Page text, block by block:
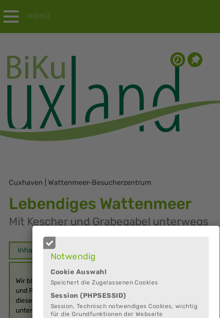
Notwendig
Cookie Auswahl
Speichert die Zugelassenen Cookies
Session (PHPSESSID)
Session, Technisch notwendiges Cookies, wichtig
für die Grundfunktionen der Webseite
MENÜ
Cuxhaven | Wattenmeer-Besucherzentrum
Lebendiges Wattenmeer
Mit Kescher und Grabegabel unterwegs
Inhalt
Wir bleiben im strandnahen Watt und entdecken die Tiere
und Pflanzen des Wattbodens. Anschließend nehmen wir
diese im Besucherzentrum genauer per Videoprojektion
unter die Lupe.